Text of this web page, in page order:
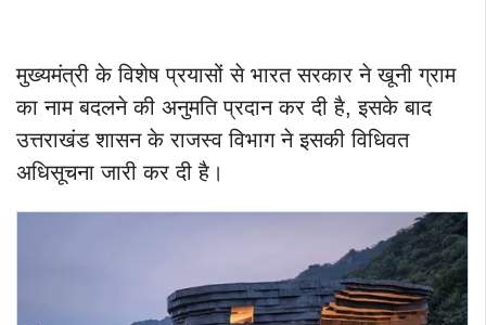
मुख्यमंत्री के विशेष प्रयासों से भारत सरकार ने खूनी ग्राम
का नाम बदलने की अनुमति प्रदान कर दी है, इसके बाद
उत्तराखंड शासन के राजस्व विभाग ने इसकी विधिवत
अधिसूचना जारी कर दी है।